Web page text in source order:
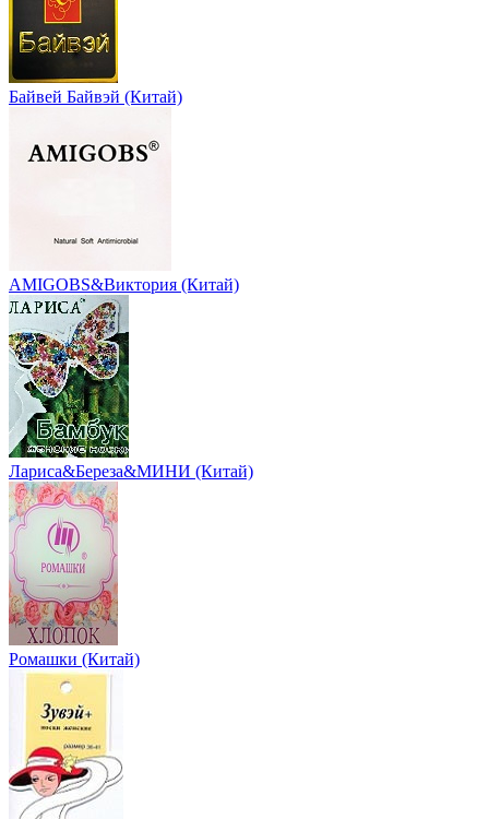
Байвей Байвэй (Китай)
AMIGOBS&Виктория (Китай)
Лариса&Береза&МИНИ (Китай)
Ромашки (Китай)